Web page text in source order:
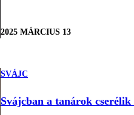
2025 MÁRCIUS 13
SVÁJC
Svájcban a tanárok